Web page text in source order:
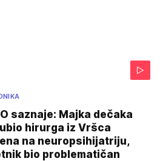
saznaje: Majka dečaka
hirurga iz Vršca
na neuropsihijatriju,
bio problematičan